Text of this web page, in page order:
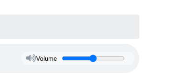
Volume